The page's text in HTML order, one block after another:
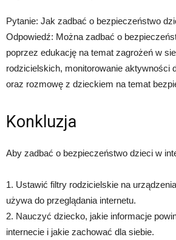
Pytanie: Jak zadbać o bezpieczeństwo
Odpowiedź: Można zadbać o
poprzez edukację na temat zagrożeń w
rodzicielskich, monitorowanie aktywności
oraz rozmowę z dzieckiem na temat
Konkluzja
Aby zadbać o bezpieczeństwo dzieci w
1. Ustawić filtry rodzicielskie na
używa do przeglądania internetu.
2. Nauczyć dziecko, jakie informacje
internecie i jakie zachować dla siebie.